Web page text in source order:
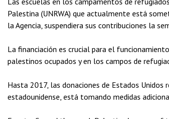
Palestina (UNRWA) que actualmente está
la Agencia, suspendiera sus contribuciones la
La financiación es crucial para el
palestinos ocupados y en los campos de
Hasta 2017, las donaciones de Estados
estadounidense, está tomando medidas